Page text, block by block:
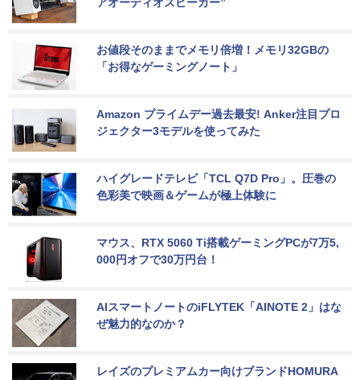
お値段そのままでメモリ倍増！メモリ32GBの
「お得なゲーミングノート」
Amazon プライムデー過去最安! Anker注目プロ
ジェクター3モデルを使ってみた
ハイグレードテレビ「TCL Q7D Pro」。圧巻の
色彩美で映画＆ゲームが極上体験に
マウス、RTX 5060 Ti搭載ゲーミングPCが7万5,
000円オフで30万円台！
AIスマートノートのiFLYTEK「AINOTE 2」はな
ぜ魅力的なのか？
レイズのプレミアムカー向けブランドHOMURA